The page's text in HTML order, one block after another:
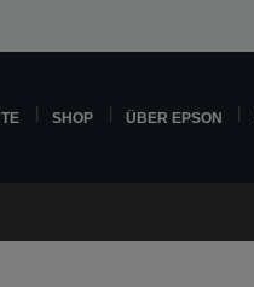
SHOP ÜBER EPSON